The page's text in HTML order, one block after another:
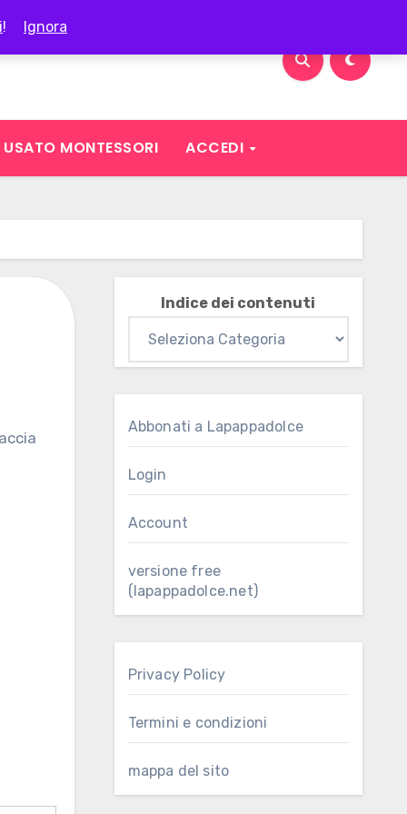
! Ignora
USATO MONTESSORI ACCEDI
Indice dei contenuti
Abbonati a Lapappadolce
Login
Account
versione free
(lapappadolce.net)
Privacy Policy
Termini e condizioni
mappa del sito